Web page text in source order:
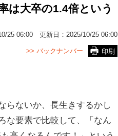
は大卒の1.4倍という
25 06:00 更新日： 2025/10/25 06:00
印刷
>> バックナンバー
らないか、長生きするかし
な要素で比較して、「なん